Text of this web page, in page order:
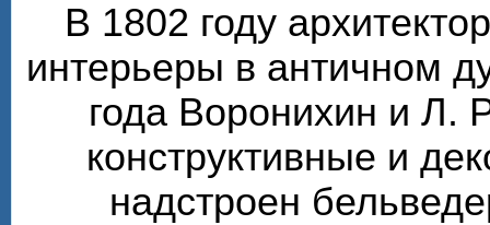
В 1802 году
интерьеры в античном
года Воронихин и Л.
конструктивные и
надстроен